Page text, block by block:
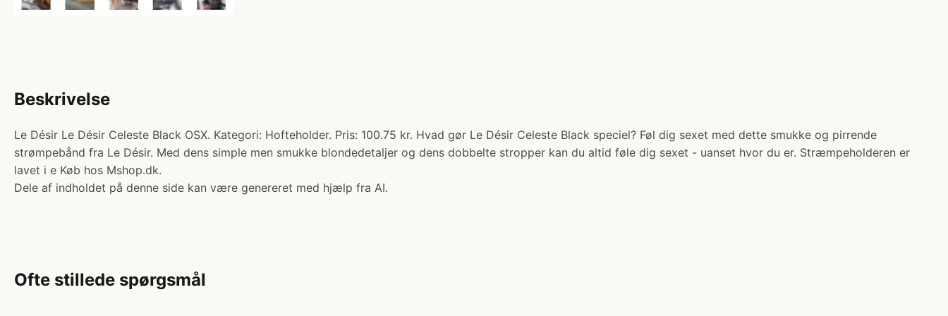
Beskrivelse
Le Désir Le Désir Celeste Black OSX. Kategori: Hofteholder. Pris: 100.75 kr. Hvad gør Le Désir Celeste Black speciel? Føl dig sexet med dette smukke og pirrende
strømpebånd fra Le Désir. Med dens simple men smukke blondedetaljer og dens dobbelte stropper kan du altid føle dig sexet - uanset hvor du er. Stræmpeholderen er
lavet i e Køb hos Mshop.dk.
Dele af indholdet på denne side kan være genereret med hjælp fra AI.
Ofte stillede spørgsmål